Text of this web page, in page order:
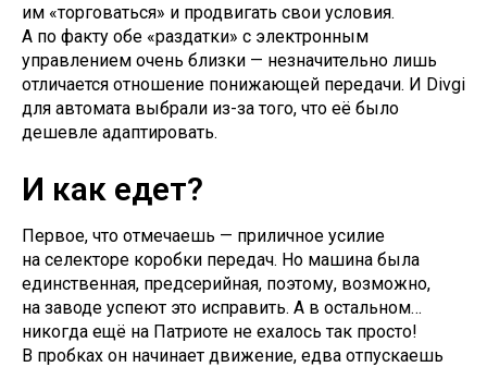
им «торговаться» и продвигать свои условия.
А по факту обе «раздатки» с электронным
управлением очень близки — незначительно лишь
отличается отношение понижающей передачи. И Divgi
для автомата выбрали из-за того, что её было
дешевле адаптировать.
И как едет?
Первое, что отмечаешь — приличное усилие
на селекторе коробки передач. Но машина была
единственная, предсерийная, поэтому, возможно,
на заводе успеют это исправить. А в остальном…
никогда ещё на Патриоте не ехалось так просто!
В пробках он начинает движение, едва отпускаешь